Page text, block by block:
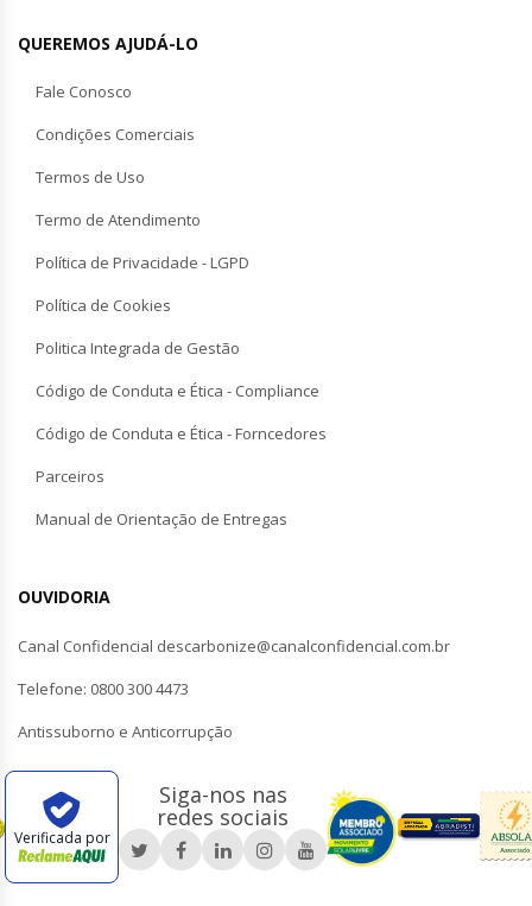
QUEREMOS AJUDÁ-LO
Fale Conosco
Condições Comerciais
Termos de Uso
Termo de Atendimento
Política de Privacidade - LGPD
Política de Cookies
Politica Integrada de Gestão
Código de Conduta e Ética - Compliance
Código de Conduta e Ética - Forncedores
Parceiros
Manual de Orientação de Entregas
OUVIDORIA
Canal Confidencial descarbonize@canalconfidencial.com.br
Telefone: 0800 300 4473
Antissuborno e Anticorrupção
Verificada por
Siga-nos nas
redes sociais